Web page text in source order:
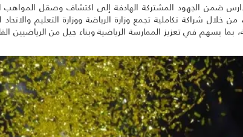
ضمن الجهود المشتركة الهادفة إلى اكتشاف وصقل المواهب
خلال شراكة تكاملية تجمع وزارة الرياضة ووزارة التعليم والاتحاد
بما يسهم في تعزيز الممارسة الرياضية وبناء جيل من الرياضيين